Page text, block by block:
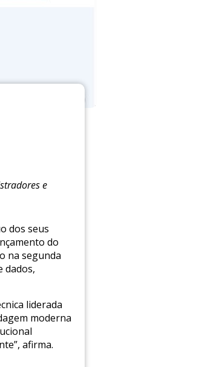
e
dos seus
do
na segunda
dados,
liderada
moderna
afirma.